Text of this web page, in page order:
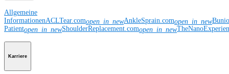
Allgemeine
InformationenACLTear.comopen_in_newAnkleSprain.comopen_in_new
Patientopen_in_newShoulderReplacement.comopen_in_new
Karriere